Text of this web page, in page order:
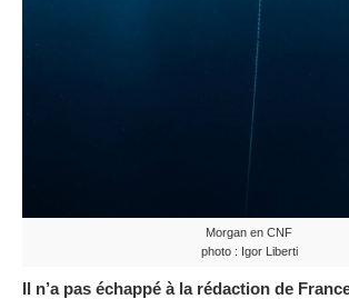
Morgan en CNF
photo : Igor Liberti
Il n’a pas échappé à la rédaction de